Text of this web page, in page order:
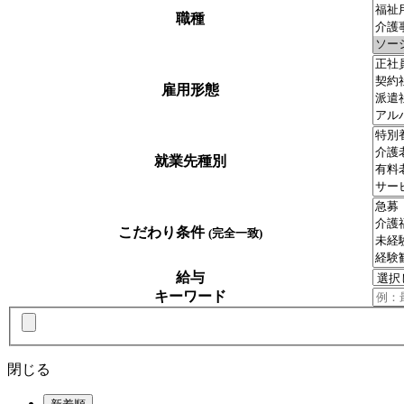
職種
雇用形態
就業先種別
こだわり条件 (完全一致)
給与
キーワード
閉じる